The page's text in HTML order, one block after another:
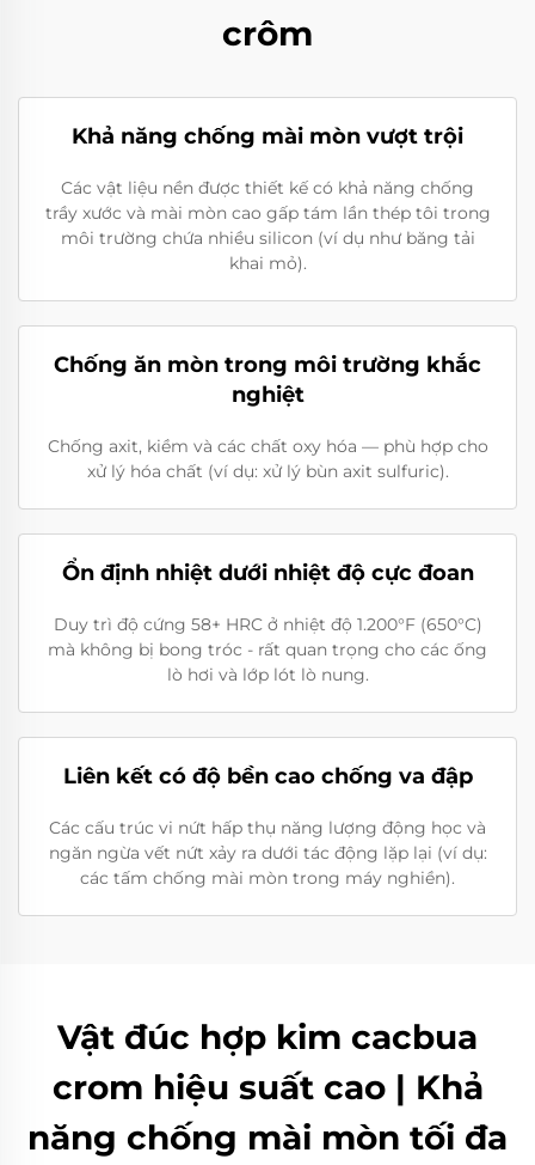
crôm
Khả năng chống mài mòn vượt trội
Các vật liệu nền được thiết kế có khả năng chống
trầy xước và mài mòn cao gấp tám lần thép tôi trong
môi trường chứa nhiều silicon (ví dụ như băng tải
khai mỏ).
Chống ăn mòn trong môi trường khắc
nghiệt
Chống axit, kiềm và các chất oxy hóa — phù hợp cho
xử lý hóa chất (ví dụ: xử lý bùn axit sulfuric).
Ổn định nhiệt dưới nhiệt độ cực đoan
Duy trì độ cứng 58+ HRC ở nhiệt độ 1.200°F (650°C)
mà không bị bong tróc - rất quan trọng cho các ống
lò hơi và lớp lót lò nung.
Liên kết có độ bền cao chống va đập
Các cấu trúc vi nứt hấp thụ năng lượng động học và
ngăn ngừa vết nứt xảy ra dưới tác động lặp lại (ví dụ:
các tấm chống mài mòn trong máy nghiền).
Vật đúc hợp kim cacbua
crom hiệu suất cao | Khả
năng chống mài mòn tối đa